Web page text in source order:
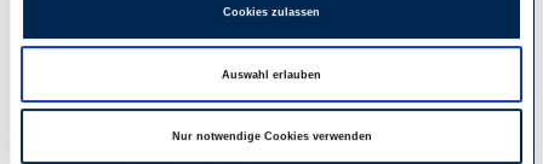
Cookies zulassen
Auswahl erlauben
Nur notwendige Cookies verwenden